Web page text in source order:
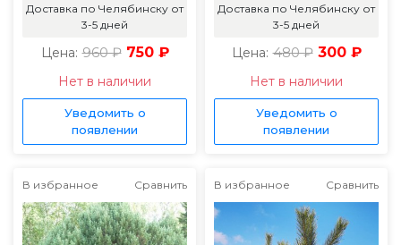
Доставка по Челябинску от
3-5 дней
Цена: 960 ₽ 750 ₽
Нет в наличии
Уведомить о
появлении
Доставка по Челябинску от
3-5 дней
Цена: 480 ₽ 300 ₽
Нет в наличии
Уведомить о
появлении
В избранное Сравнить В избранное Сравнить